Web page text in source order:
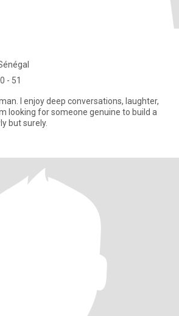
- 51
I enjoy deep conversations, laughter,
looking for someone genuine to build a
but surely.